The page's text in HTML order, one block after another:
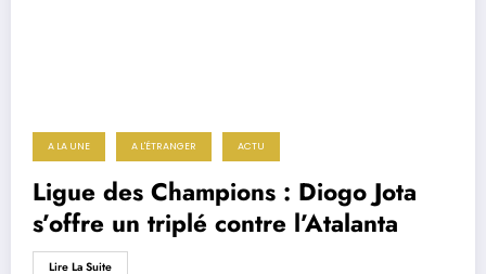
A LA UNE A L'ÉTRANGER ACTU
Ligue des Champions : Diogo Jota
s’offre un triplé contre l’Atalanta
Lire La Suite